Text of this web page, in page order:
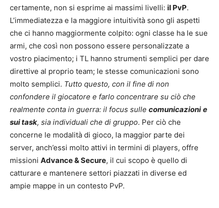
certamente, non si esprime ai massimi livelli: il PvP.
L’immediatezza e la maggiore intuitività sono gli aspetti
che ci hanno maggiormente colpito: ogni classe ha le sue
armi, che così non possono essere personalizzate a
vostro piacimento; i TL hanno strumenti semplici per dare
direttive al proprio team; le stesse comunicazioni sono
molto semplici. Tutto questo, con il fine di non
confondere il giocatore e farlo concentrare su ciò che
realmente conta in guerra: il focus sulle comunicazioni e
sui task, sia individuali che di gruppo. Per ciò che
concerne le modalità di gioco, la maggior parte dei
server, anch’essi molto attivi in termini di players, offre
missioni Advance & Secure, il cui scopo è quello di
catturare e mantenere settori piazzati in diverse ed
ampie mappe in un contesto PvP.